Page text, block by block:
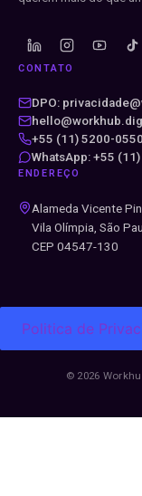
CONTATO
DPO:
+55 (11) 5200-0550
WhatsApp: +55
ENDEREÇO
Alameda Vicente
Vila Olímpia, São
CEP 04547-130
Politica de
© 2026